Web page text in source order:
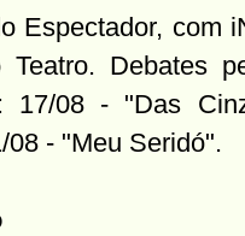
Espectador, com
Teatro. Debates
17/08 - "Das
08 - "Meu Seridó".